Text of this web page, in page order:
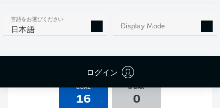
言語をお選びください
日本語 Display Mode
ログイン
GOALS PENALTIES
GOAL
16
& BAR
0